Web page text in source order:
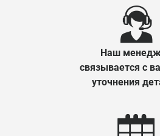
Наш
связывается с
уточнения